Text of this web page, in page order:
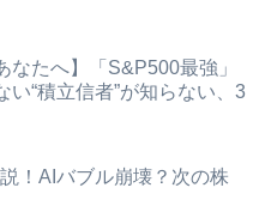
なたへ】「S&P500最強」
い“積立信者”が知らない、3
！AIバブル崩壊？次の株